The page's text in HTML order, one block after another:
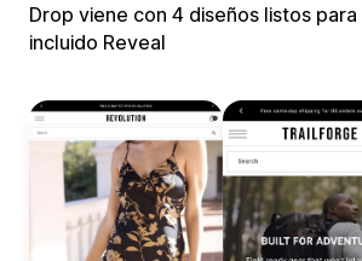
Drop viene con 4 diseños listos
incluido Reveal